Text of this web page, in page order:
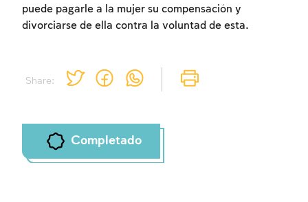
Share:
puede pagarle a la mujer su compensación y
divorciarse de ella contra la voluntad de esta.
Completado